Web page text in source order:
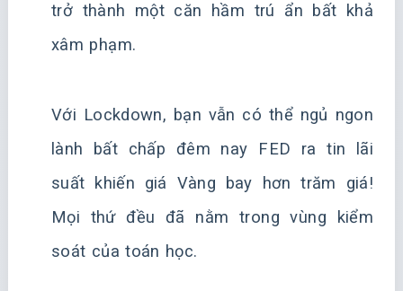
trở thành một căn hầm trú ẩn bất khả
xâm phạm.
Với Lockdown, bạn vẫn có thể ngủ ngon
lành bất chấp đêm nay FED ra tin lãi
suất khiến giá Vàng bay hơn trăm giá!
Mọi thứ đều đã nằm trong vùng kiểm
soát của toán học.